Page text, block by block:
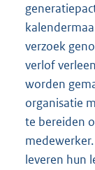
verzoek
verlof
worden
organisatie
te bereiden
leveren hun